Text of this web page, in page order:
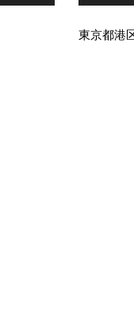
東京都港